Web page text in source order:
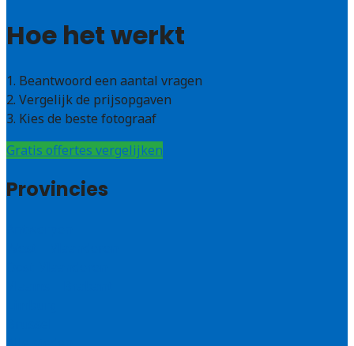
Hoe het werkt
1. Beantwoord een aantal vragen
2. Vergelijk de prijsopgaven
3. Kies de beste fotograaf
Gratis offertes vergelijken
Provincies